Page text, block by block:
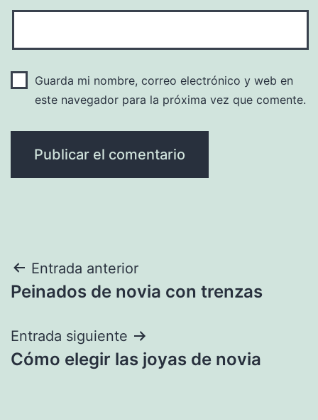
Guarda mi nombre, correo electrónico y web en
este navegador para la próxima vez que comente.
Navegación
de
entradas
Entrada anterior
Peinados de novia con trenzas
Entrada siguiente
Cómo elegir las joyas de novia